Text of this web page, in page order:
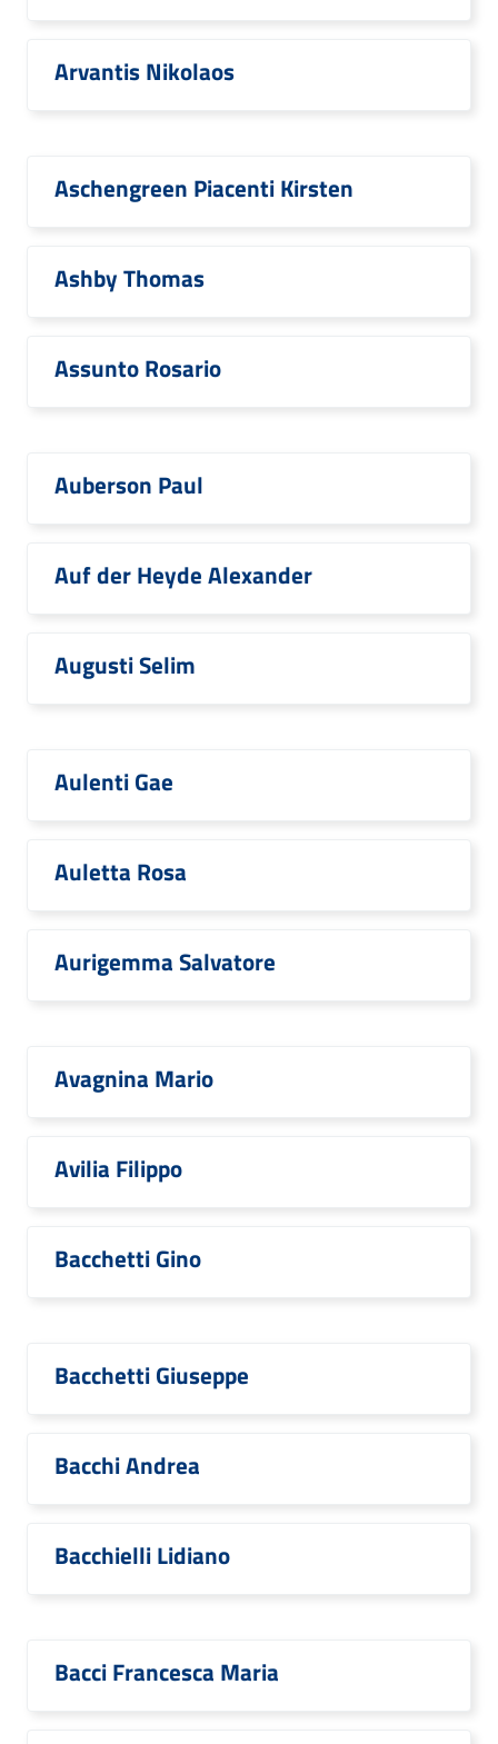
Arvantis Nikolaos
Aschengreen Piacenti Kirsten
Ashby Thomas
Assunto Rosario
Auberson Paul
Auf der Heyde Alexander
Augusti Selim
Aulenti Gae
Auletta Rosa
Aurigemma Salvatore
Avagnina Mario
Avilia Filippo
Bacchetti Gino
Bacchetti Giuseppe
Bacchi Andrea
Bacchielli Lidiano
Bacci Francesca Maria